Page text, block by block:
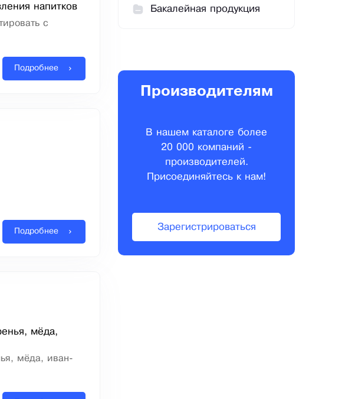
напитков
с
Подробнее
Подробнее
мёда,
мёда, иван-
Бакалейная продукция
Производителям
В нашем каталоге более
20 000 компаний -
производителей.
Присоединяйтесь к нам!
Зарегистрироваться